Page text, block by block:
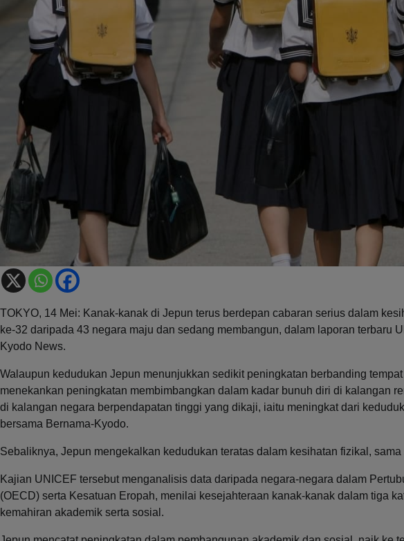
TOKYO, 14 Mei: Kanak-kanak di Jepun terus berdepan cabaran serius dalam
ke-32 daripada 43 negara maju dan sedang membangun, dalam laporan terbaru
Kyodo News.
Walaupun kedudukan Jepun menunjukkan sedikit peningkatan berbanding
menekankan peningkatan membimbangkan dalam kadar bunuh diri di kalangan
di kalangan negara berpendapatan tinggi yang dikaji, iaitu meningkat dari
bersama Bernama-Kyodo.
Sebaliknya, Jepun mengekalkan kedudukan teratas dalam kesihatan fizikal,
Kajian UNICEF tersebut menganalisis data daripada negara-negara dalam
(OECD) serta Kesatuan Eropah, menilai kesejahteraan kanak-kanak dalam tiga
kemahiran akademik serta sosial.